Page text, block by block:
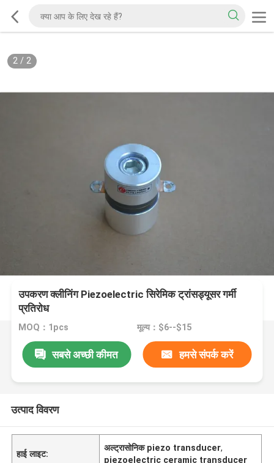
2/ 2
उपकरण क्लीनिंग Piezoelectric सिरेमिक ट्रांसड्यूसर गर्मी
प्रतिरोध
MOQ：1pcs मूल्य：$6--$15
सबसे अच्छी कीमत हमसे संपर्क करें
उत्पाद विवरण
हाई लाइट:
अल्ट्रासोनिक piezo transducer,
piezoelectric ceramic transducer